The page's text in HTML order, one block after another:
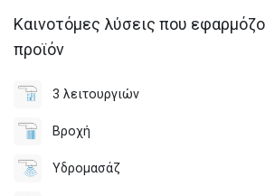
Καινοτόμες λύσεις που
προϊόν
3 λειτουργιών
Βροχή
Υδρομασάζ